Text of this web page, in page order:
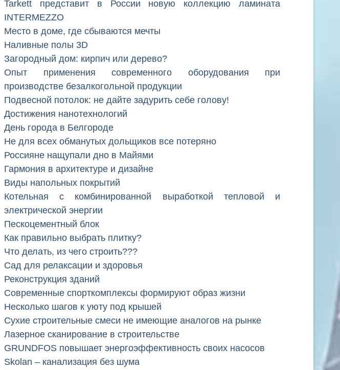
Tarkett представит в России новую коллекцию ламината
INTERMEZZO
Место в доме, где сбываются мечты
Наливные полы 3D
Загородный дом: кирпич или дерево?
Опыт применения современного оборудования при
производстве безалкогольной продукции
Подвесной потолок: не дайте задурить себе голову!
Достижения нанотехнологий
День города в Белгороде
Не для всех обманутых дольщиков все потеряно
Россияне нащупали дно в Майями
Гармония в архитектуре и дизайне
Виды напольных покрытий
Котельная с комбинированной выработкой тепловой и
электрической энергии
Пескоцементный блок
Как правильно выбрать плитку?
Что делать, из чего строить???
Сад для релаксации и здоровья
Реконструкция зданий
Современные спорткомплексы формируют образ жизни
Несколько шагов к уюту под крышей
Сухие строительные смеси не имеющие аналогов на рынке
Лазерное сканирование в строительстве
GRUNDFOS повышает энергоэффективность своих насосов
Skolan – канализация без шума